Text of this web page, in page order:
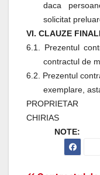
daca
solicitat
VI. CLAUZE
6.1. Prezentul
contractul de
6.2. Prezentul
exemplare,
PROPRIETAR
CHIRIAS
NOTE: